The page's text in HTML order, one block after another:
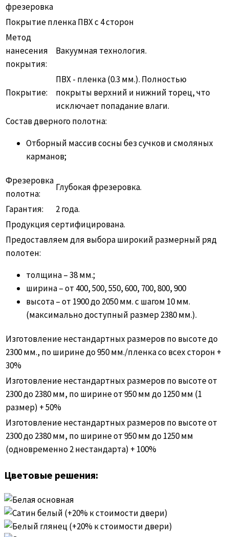
фрезеровка
Покрытие пленка ПВХ с 4 сторон
Метод
нанесения
покрытия:
Вакуумная технология.
Покрытие:
ПВХ - пленка (0.3 мм.). Полностью
покрыты верхний и нижний торец, что
исключает попадание влаги.
Состав дверного полотна:
Отборный массив сосны без сучков и смоляных
карманов;
Фрезеровка
полотна:
Глубокая фрезеровка.
Гарантия:
2 года.
Продукция сертифицирована.
Предоставляем для выбора широкий размерный ряд
полотен:
толщина – 38 мм.;
ширина – от 400, 500, 550, 600, 700, 800, 900
высота – от 1900 до 2050 мм. с шагом 10 мм.
(максимально доступный размер 2380 мм.).
Изготовление нестандартных размеров по высоте до
2300 мм., по ширине до 950 мм./пленка со всех сторон +
30%
Изготовление нестандартных размеров по высоте от
2300 до 2380 мм, по ширине от 950 мм до 1250 мм (1
размер) + 50%
Изготовление нестандартных размеров по высоте от
2300 до 2380 мм, по ширине от 950 мм до 1250 мм
(одновременно 2 нестандарта) + 100%
Цветовые решения: